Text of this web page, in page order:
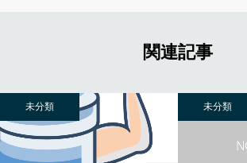
関連記事
未分類 未分類